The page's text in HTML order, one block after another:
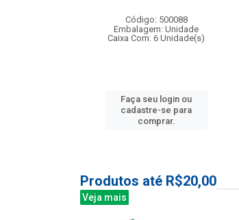
Código: 500088
Embalagem: Unidade
Caixa Com: 6 Unidade(s)
Faça seu login ou
cadastre-se para
comprar.
Produtos até R$20,00
Veja mais